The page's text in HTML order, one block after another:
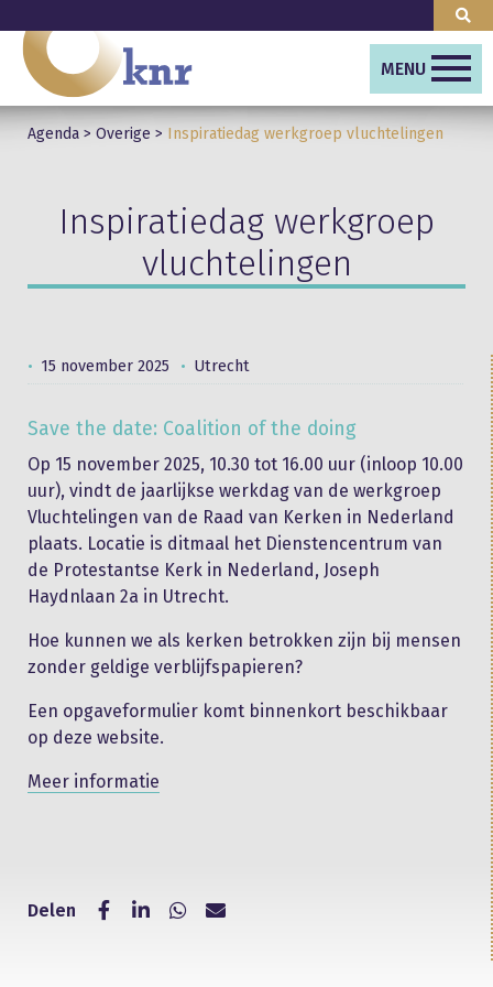
MENU
Agenda > Overige > Inspiratiedag werkgroep vluchtelingen
Inspiratiedag werkgroep
vluchtelingen
15 november 2025 Utrecht
Save the date: Coalition of the doing
Op 15 november 2025, 10.30 tot 16.00 uur (inloop 10.00
uur), vindt de jaarlijkse werkdag van de werkgroep
Vluchtelingen van de Raad van Kerken in Nederland
plaats. Locatie is ditmaal het Dienstencentrum van
de Protestantse Kerk in Nederland, Joseph
Haydnlaan 2a in Utrecht.
Hoe kunnen we als kerken betrokken zijn bij mensen
zonder geldige verblijfspapieren?
Een opgaveformulier komt binnenkort beschikbaar
op deze website.
Meer informatie
Delen